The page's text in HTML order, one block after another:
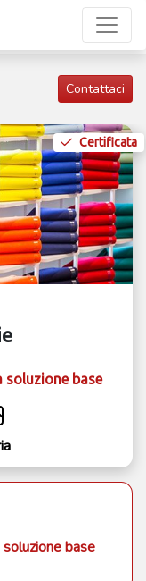
Contattaci
Certificata
soluzione base
base